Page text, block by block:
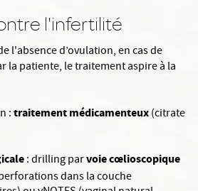
l'infertilité
l'absence d’ovulation, en cas de
la patiente, le traitement aspire à la
:traitement médicamenteux(citrate
: drilling parvoie cœlioscopique
dans la couche